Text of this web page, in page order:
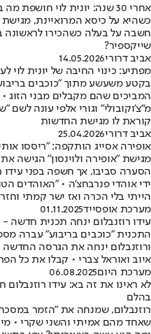
אחרי 30 שנה: יונית לוי חושפת מה באמת חשבה על עידו רוזנבלום
שייקספיר?
אביב דרורי14.05.2026
מפתיע: כינוי החיבה של יונית לוי
בקטע משעשע מתוך "כוכבים
המביכים שהם מקבלים מבני הזוג
מ"צ'וקובולי" וגורי אלפי עונה לשם
קוראת לו מגישת החדשות
אביב דרורי25.04.2026
אופירה אסייג הותקפה: "ריססו
מגישת "אופירה ולוינסון" הגישה
הסערה סביבו, אך חשפה בפני
ידי אוהדי פנרבחצ'ה • "האוהדים
הייתי בלי הכרה ואז ישר קמתי
מערכת אופסייד01.11.2025
עידו רוזנבלום ינחה תכנית חדשה
התכנית "כוכבים בריבוע" עברה
ורוזנבלום ינחה את הגרסה החדשה
איוב ואוראל צברי • קבלו את כל
מערכת היום06.08.2025
לא ראינו את זה בא: עידו
בהלם
רוזנבלום, שמנחה את "הזמר
שאחד מהם אמיתי והשני שקרי •